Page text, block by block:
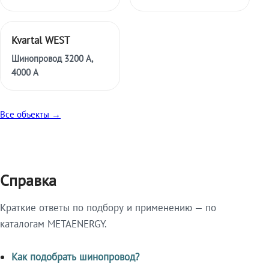
Kvartal WEST
Шинопровод 3200 А,
4000 А
Все объекты →
Справка
Краткие ответы по подбору и применению — по
каталогам METAENERGY.
Как подобрать шинопровод?